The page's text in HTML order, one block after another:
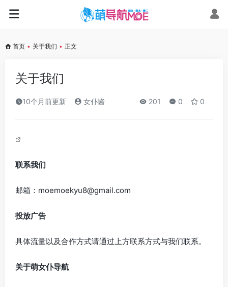
首页 • 关于我们 • 正文
关于我们
10个月前更新 女仆酱 201 0 0
联系我们
邮箱： moemoekyu8@gmail.com
投放广告
具体流量以及合作方式请通过上方联系方式与我们联系。
关于萌女仆导航